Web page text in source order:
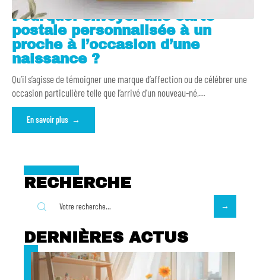
Pourquoi envoyer une carte
postale personnalisée à un
proche à l’occasion d’une
naissance ?
Qu’il s’agisse de témoigner une marque d’affection ou de célébrer une
occasion particulière telle que l’arrivé d’un nouveau-né,…
En savoir plus
RECHERCHE
DERNIÈRES ACTUS